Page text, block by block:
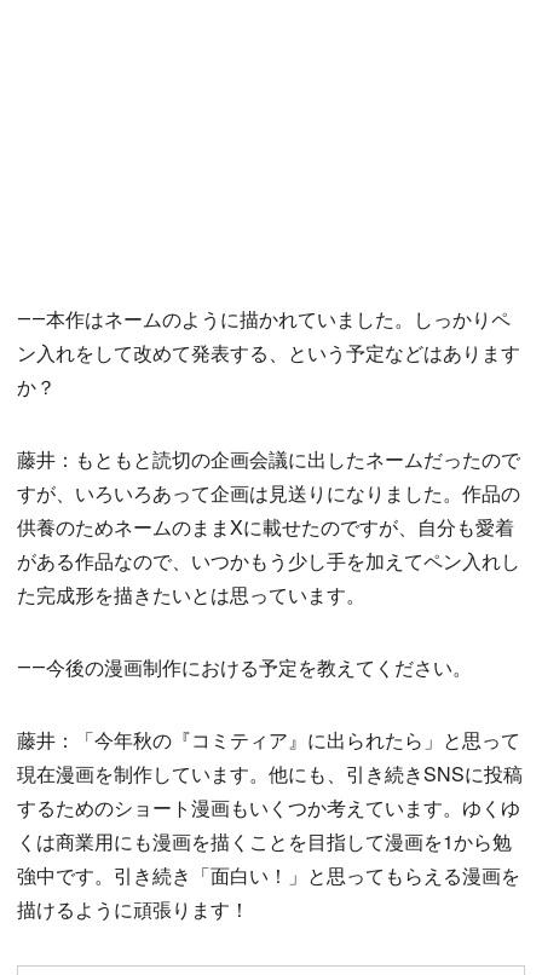
――本作はネームのように描かれていました。しっかりペ
ン入れをして改めて発表する、という予定などはあります
か？
藤井：もともと読切の企画会議に出したネームだったので
すが、いろいろあって企画は見送りになりました。作品の
供養のためネームのままXに載せたのですが、自分も愛着
がある作品なので、いつかもう少し手を加えてペン入れし
た完成形を描きたいとは思っています。
――今後の漫画制作における予定を教えてください。
藤井：「今年秋の『コミティア』に出られたら」と思って
現在漫画を制作しています。他にも、引き続きSNSに投稿
するためのショート漫画もいくつか考えています。ゆくゆ
くは商業用にも漫画を描くことを目指して漫画を1から勉
強中です。引き続き「面白い！」と思ってもらえる漫画を
描けるように頑張ります！